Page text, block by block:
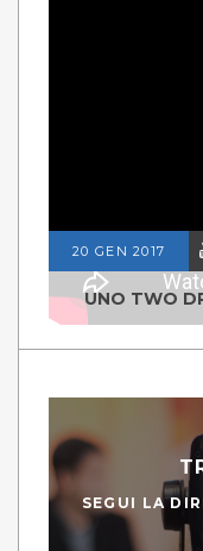
20 GEN 2017
SEGUI LA